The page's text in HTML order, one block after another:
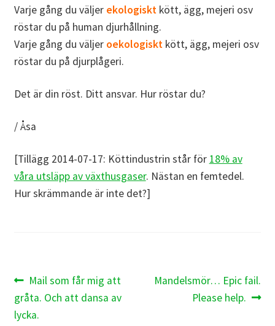
Varje gång du väljer ekologisktkött, ägg, mejeri osv
röstar du på human djurhållning.
Varje gång du väljer oekologisktkött, ägg, mejeri osv
röstar du på djurplågeri.
Det är din röst. Ditt ansvar. Hur röstar du?
/ Åsa
[Tillägg 2014-07-17: Köttindustrin står för 18% av
våra utsläpp av växthusgaser. Nästan en femtedel.
Hur skrämmande är inte det?]
Inläggsnavigering
Föregående
inlägg:
Mail som får mig att
gråta. Och att dansa av
lycka.
Nästa
Mandelsmör… Epic fail.
Please help.